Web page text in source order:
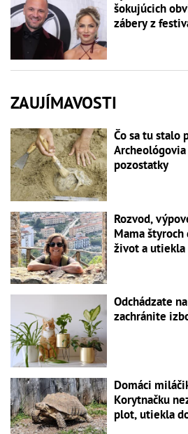
šokujúcich
zábery z
ZAUJÍMAVOSTI
Čo sa tu stalo
pozostatky
Rozvod,
Mama
život a utiekla
Odchádzate
zachránite
Domáci
Korytnačku
plot, utiekla